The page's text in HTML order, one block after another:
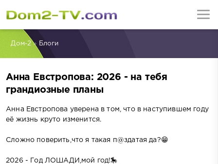
Дом-2» Блоги
Анна Евстропова: 2026 - на тебя
грандиозные планы
Анна Евстропова уверена в том, что в наступившем году
её жизнь круто изменится.
Сложно поверить,что я такая п@здатая да?😁
2026 - Год ЛОШАДИ,мой год!🎠